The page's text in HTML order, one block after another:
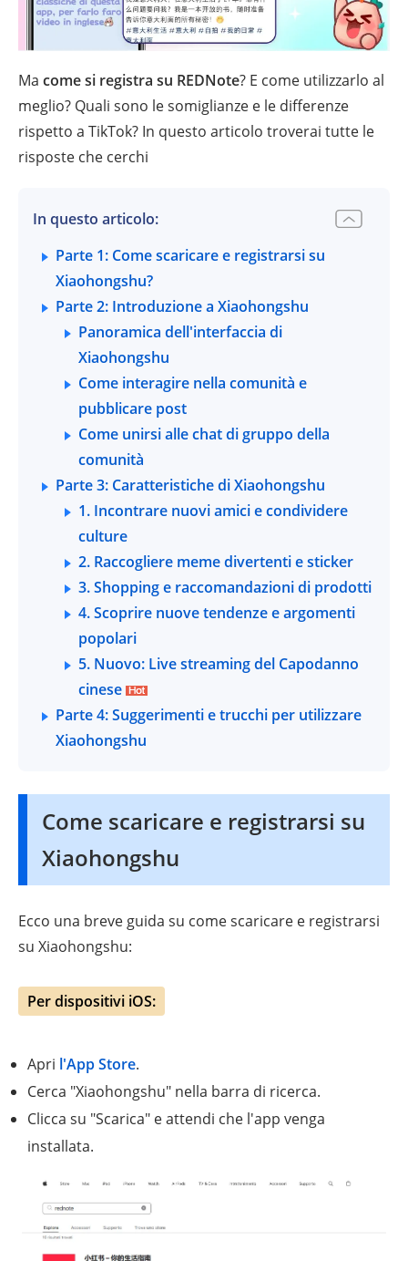
Ma come si registra su REDNote? E come utilizzarlo al
meglio? Quali sono le somiglianze e le differenze
rispetto a TikTok? In questo articolo troverai tutte le
risposte che cerchi
In questo articolo:
Parte 1: Come scaricare e registrarsi su
Xiaohongshu?
Parte 2: Introduzione a Xiaohongshu
Panoramica dell'interfaccia di
Xiaohongshu
Come interagire nella comunità e
pubblicare post
Come unirsi alle chat di gruppo della
comunità
Parte 3: Caratteristiche di Xiaohongshu
1. Incontrare nuovi amici e condividere
culture
2. Raccogliere meme divertenti e sticker
3. Shopping e raccomandazioni di prodotti
4. Scoprire nuove tendenze e argomenti
popolari
5. Nuovo: Live streaming del Capodanno
cinese
Parte 4: Suggerimenti e trucchi per utilizzare
Xiaohongshu
Come scaricare e registrarsi su
Xiaohongshu
Ecco una breve guida su come scaricare e registrarsi
su Xiaohongshu:
Per dispositivi iOS:
Apri l'App Store.
Cerca "Xiaohongshu" nella barra di ricerca.
Clicca su "Scarica" e attendi che l'app venga
installata.